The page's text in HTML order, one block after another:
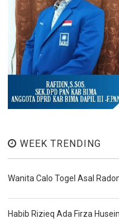
WEEK TRENDING
Wanita Calo Togel Asal
Habib Rizieq Ada Firza